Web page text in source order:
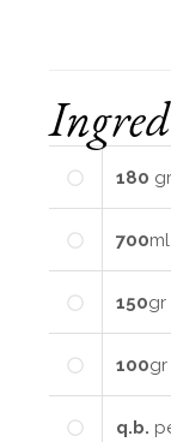
180 gr
700ml
150gr
100gr
q.b.